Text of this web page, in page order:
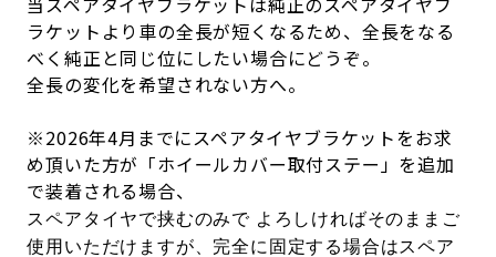
ラケットより車の全長が短くなるため、全長をなる
べく純正と同じ位にしたい場合にどうぞ。
全長の変化を希望されない方へ。
※2026年4月までにスペアタイヤブラケットをお求
め頂いた方が 「ホイールカバー取付ステー」を追加
で装着される場合、
スペアタイヤで挟むのみで よろしければそのままご
使用いただけますが、 完全に固定する場合はスペア